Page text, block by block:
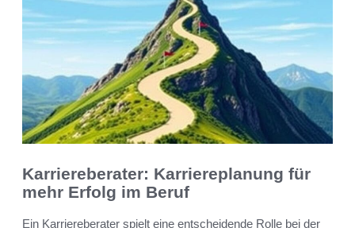
Karriereberater: Karriereplanung für
mehr Erfolg im Beruf
Ein Karriereberater spielt eine entscheidende Rolle bei der